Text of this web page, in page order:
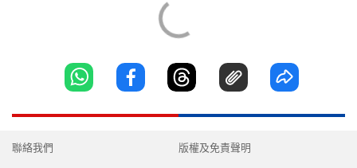
聯絡我們 版權及免責聲明